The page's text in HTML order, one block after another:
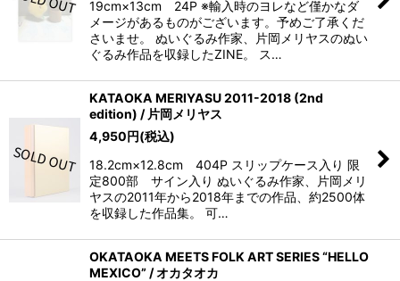
19cm×13cm 24P ※輸入時のヨレなど僅かなダ
メージがあるものがございます。予めご了承くだ
さいませ。 ぬいぐるみ作家、片岡メリヤスのぬい
ぐるみ作品を収録したZINE。 ス…
KATAOKA MERIYASU 2011-2018 (2nd
edition) / 片岡メリヤス
4,950円(税込)
18.2cm×12.8cm 404P スリップケース入り 限
定800部 サイン入り ぬいぐるみ作家、片岡メリ
ヤスの2011年から2018年までの作品、約2500体
を収録した作品集。 可…
OKATAOKA MEETS FOLK ART SERIES “HELLO
MEXICO” / オカタオカ